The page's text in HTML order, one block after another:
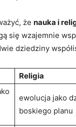
że nauka i
się⁤ wzajemnie
dziedziny
Religia
ewolucja jako
boskiego planu